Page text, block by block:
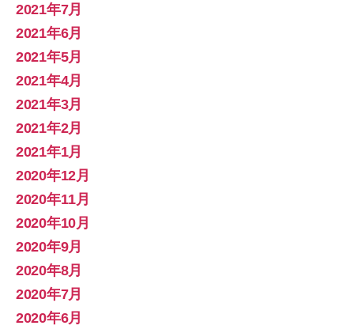
2021年7月
2021年6月
2021年5月
2021年4月
2021年3月
2021年2月
2021年1月
2020年12月
2020年11月
2020年10月
2020年9月
2020年8月
2020年7月
2020年6月